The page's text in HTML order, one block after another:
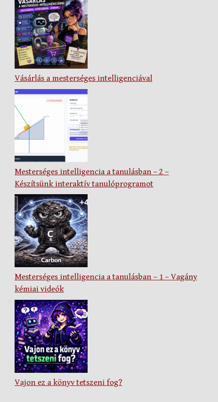
Vásárlás a mesterséges intelligenciával
Mesterséges intelligencia a tanulásban – 2 –
Készítsünk interaktív tanulóprogramot
Mesterséges intelligencia a tanulásban – 1 – Vagány
kémiai videók
Vajon ez a könyv tetszeni fog?